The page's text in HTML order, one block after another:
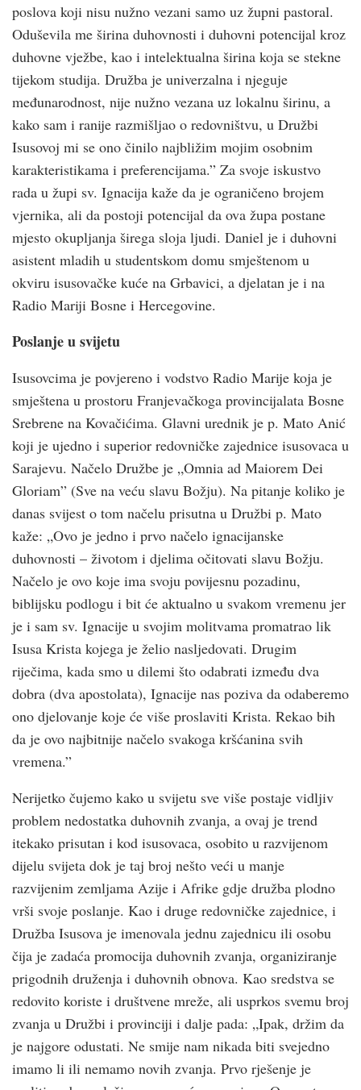
poslova koji nisu nužno vezani samo uz župni pastoral.
Oduševila me širina duhovnosti i duhovni potencijal kroz
duhovne vježbe, kao i intelektualna širina koja se stekne
tijekom studija. Družba je univerzalna i njeguje
međunarodnost, nije nužno vezana uz lokalnu širinu, a
kako sam i ranije razmišljao o redovništvu, u Družbi
Isusovoj mi se ono činilo najbližim mojim osobnim
karakteristikama i preferencijama.” Za svoje iskustvo
rada u župi sv. Ignacija kaže da je ograničeno brojem
vjernika, ali da postoji potencijal da ova župa postane
mjesto okupljanja širega sloja ljudi. Daniel je i duhovni
asistent mladih u studentskom domu smještenom u
okviru isusovačke kuće na Grbavici, a djelatan je i na
Radio Mariji Bosne i Hercegovine.
Poslanje u svijetu
Isusovcima je povjereno i vodstvo Radio Marije koja je
smještena u prostoru Franjevačkoga provincijalata Bosne
Srebrene na Kovačićima. Glavni urednik je p. Mato Anić
koji je ujedno i superior redovničke zajednice isusovaca u
Sarajevu. Načelo Družbe je „Omnia ad Maiorem Dei
Gloriam” (Sve na veću slavu Božju). Na pitanje koliko je
danas svijest o tom načelu prisutna u Družbi p. Mato
kaže: „Ovo je jedno i prvo načelo ignacijanske
duhovnosti – životom i djelima očitovati slavu Božju.
Načelo je ovo koje ima svoju povijesnu pozadinu,
biblijsku podlogu i bit će aktualno u svakom vremenu jer
je i sam sv. Ignacije u svojim molitvama promatrao lik
Isusa Krista kojega je želio nasljedovati. Drugim
riječima, kada smo u dilemi što odabrati između dva
dobra (dva apostolata), Ignacije nas poziva da odaberemo
ono djelovanje koje će više proslaviti Krista. Rekao bih
da je ovo najbitnije načelo svakoga kršćanina svih
vremena.”
Nerijetko čujemo kako u svijetu sve više postaje vidljiv
problem nedostatka duhovnih zvanja, a ovaj je trend
itekako prisutan i kod isusovaca, osobito u razvijenom
dijelu svijeta dok je taj broj nešto veći u manje
razvijenim zemljama Azije i Afrike gdje družba plodno
vrši svoje poslanje. Kao i druge redovničke zajednice, i
Družba Isusova je imenovala jednu zajednicu ili osobu
čija je zadaća promocija duhovnih zvanja, organiziranje
prigodnih druženja i duhovnih obnova. Kao sredstva se
redovito koriste i društvene mreže, ali usprkos svemu broj
zvanja u Družbi i provinciji i dalje pada: „Ipak, držim da
je najgore odustati. Ne smije nam nikada biti svejedno
imamo li ili nemamo novih zvanja. Prvo rješenje je